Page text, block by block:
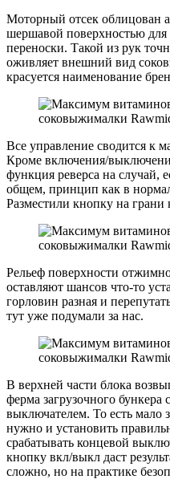
Моторный отсек облицован
шершавой поверхностью для
переноски. Такой из рук
оживляет внешний вид
красуется наименование
Все управление сводится к
Кроме включения/
функция реверса на случай,
общем, принцип как в
Разместили кнопку на грани
Рельеф поверхности
оставляют шансов что-то
горловин разная и
тут уже подумали за нас.
В верхней части блока
ферма загрузочного
выключателем. То есть мало
нужно и установить
срабатывать концевой
кнопку вкл/выкл даст
сложно, но на практике